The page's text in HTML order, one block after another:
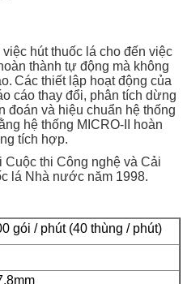
hút thuốc lá cho đến việc
thành tự động mà không
Các thiết lập hoạt động của
cáo thay đổi, phân tích dừng
đoán và hiệu chuẩn hệ thống
hệ thống MICRO-II hoàn
tích hợp.
thi Công nghệ và Cải
lá Nhà nước năm 1998.
gói / phút (40 thùng / phút)